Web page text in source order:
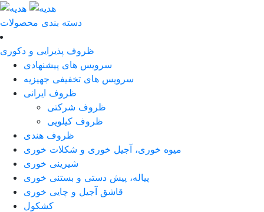
دسته بندی محصولات
ظروف پذیرایی و دکوری
سرویس های پیشنهادی
سرویس های تخفیفی جهیزیه
ظروف ایرانی
ظروف شرکتی
ظروف کیلویی
ظروف هندی
میوه خوری، آجیل خوری و شکلات خوری
شیرینی خوری
پیاله، پیش دستی و بستنی خوری
قاشق آجیل و چایی خوری
کشکول